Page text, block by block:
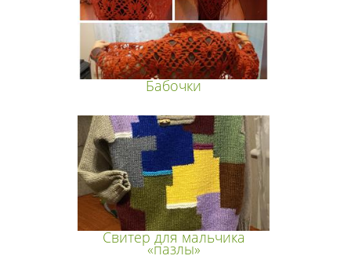
Бабочки
Свитер для мальчика
«пазлы»